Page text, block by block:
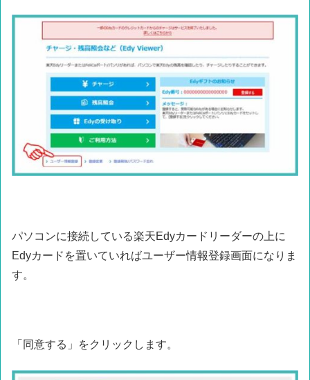
パソコンに接続している楽天Edyカードリーダーの上に
Edyカードを置いていればユーザー情報登録画面になりま
す。
「同意する」をクリックします。